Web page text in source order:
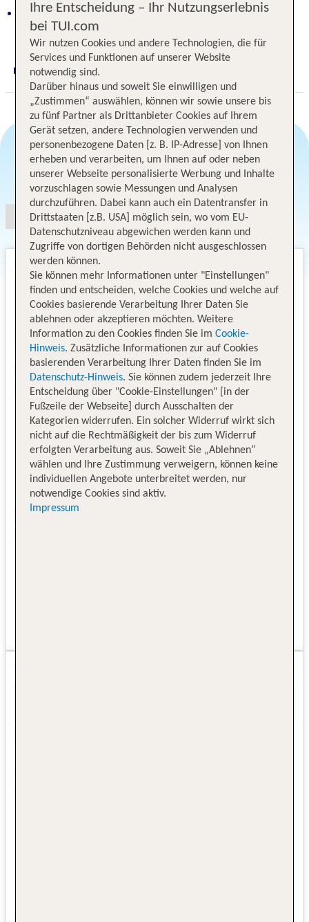
Zentral in Bad Honnef. Weit weg vom Alltag.
Perfekte Auszeit
Digitaler und telefonischer 24/7 TUI Service
Angebotsauswahl
Ihre Entscheidung – Ihr Nutzungserlebnis
bei TUI.com
Wir nutzen Cookies und andere Technologien, die für
Services und Funktionen auf unserer Website
notwendig sind.
Darüber hinaus und soweit Sie einwilligen und
„Zustimmen“ auswählen, können wir sowie unsere bis
zu fünf Partner als Drittanbieter Cookies auf Ihrem
Gerät setzen, andere Technologien verwenden und
personenbezogene Daten [z. B. IP-Adresse] von Ihnen
erheben und verarbeiten, um Ihnen auf oder neben
unserer Webseite personalisierte Werbung und Inhalte
vorzuschlagen sowie Messungen und Analysen
durchzuführen. Dabei kann auch ein Datentransfer in
Drittstaaten [z.B. USA] möglich sein, wo vom EU-
Datenschutzniveau abgewichen werden kann und
Zugriffe von dortigen Behörden nicht ausgeschlossen
werden können.
Sie können mehr Informationen unter "Einstellungen"
finden und entscheiden, welche Cookies und welche auf
Cookies basierende Verarbeitung Ihrer Daten Sie
ablehnen oder akzeptieren möchten. Weitere
Information zu den Cookies finden Sie im Cookie-
Hinweis. Zusätzliche Informationen zur auf Cookies
basierenden Verarbeitung Ihrer Daten finden Sie im
Datenschutz-Hinweis. Sie können zudem jederzeit Ihre
Entscheidung über "Cookie-Einstellungen" [in der
Fußzeile der Webseite] durch Ausschalten der
Kategorien widerrufen. Ein solcher Widerruf wirkt sich
nicht auf die Rechtmäßigkeit der bis zum Widerruf
erfolgten Verarbeitung aus. Soweit Sie „Ablehnen“
wählen und Ihre Zustimmung verweigern, können keine
individuellen Angebote unterbreitet werden, nur
notwendige Cookies sind aktiv.
Impressum